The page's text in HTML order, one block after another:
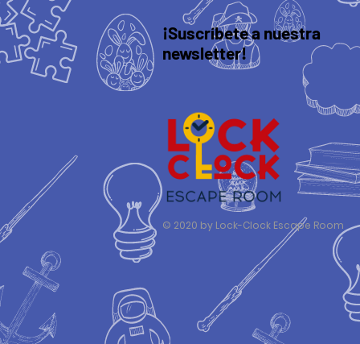
¡Suscríbete a nuestra
newsletter!
© 2020 by Lock-Clock Escape Room